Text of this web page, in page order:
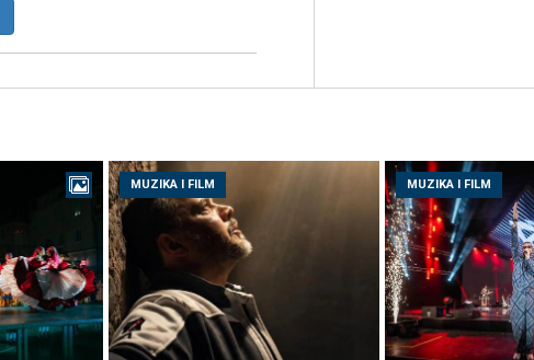
MUZIKA I FILM MUZIKA I FILM